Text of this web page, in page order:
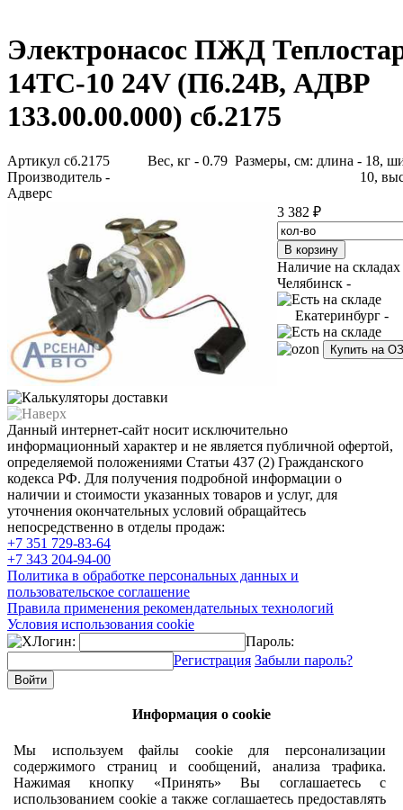
Электронасос ПЖД
14ТС-10 24V (П6.24В, АДВР
133.00.00.000) сб.2175
Артикул сб.2175
Производитель -
Адверс
Вес, кг - 0.79 Размеры, см: длина - 18,
10,
3 382 ₽
Наличие на складах
Челябинск -
Екатеринбург -
Купить на
Данный интернет-сайт носит исключительно
информационный характер и не является публичной офертой,
определяемой положениями Статьи 437 (2) Гражданского
кодекса РФ. Для получения подробной информации о
наличии и стоимости указанных товаров и услуг, для
уточнения окончательных условий обращайтесь
непосредственно в отделы продаж:
+7 351 729-83-64
+7 343 204-94-00
Политика в обработке персональных данных и
пользовательское соглашение
Правила применения рекомендательных технологий
Условия использования cookie
Логин:
Пароль:
Регистрация Забыли пароль?
Информация о cookie
Мы используем файлы cookie для персонализации
содержимого страниц и сообщений, анализа трафика.
Нажимая кнопку «Принять» Вы соглашаетесь с
использованием cookie а также соглашаетесь предоставлять